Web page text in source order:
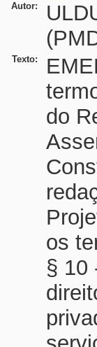
Autor:
Texto:
do
os
§ 10